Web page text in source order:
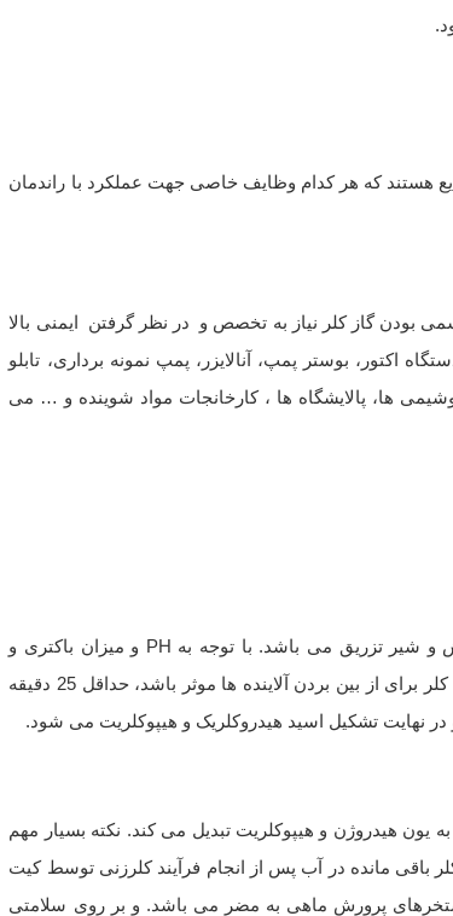
هستند که هر کدام وظایف خاصی جهت عملکرد با راندمان
بودن گاز کلر نیاز به تخصص و در نظر گرفتن ایمنی بالا
اکتور، بوستر پمپ، آنالایزر، پمپ نمونه برداری، تابلو
ها، پالایشگاه ها ، کارخانجات مواد شوینده و … می
دستگاه کلر زنی مایع از همان نوع که قبلا ذکر شد شامل مخزن، پمپ، محفظه مکش و شیر تزریق می باشد. با توجه به PH و میزان باکتری و
آلودگی آب، ابتدا مقدار کلر مورد نیاز اندازه گیری شده و وارد آب می شود. برای اینکه کلر برای از بین بردن آلاینده ها موثر باشد، حداقل 25 دقیقه
نهایت تشکیل اسید هیدروکلریک و هیپوکلریت می شود.
یون هیدروژن و هیپوکلریت تبدیل می کند. نکته بسیار مهم
مانده در آب پس از انجام فرآیند کلرزنی توسط کیت
پرورش ماهی به مضر می باشد. و بر روی سلامتی